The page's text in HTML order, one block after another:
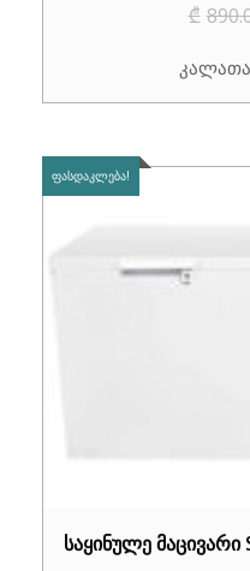
₾
ᲤᲐᲡᲓᲐᲙᲚᲔᲑᲐ!
საყინულე მაცივარი